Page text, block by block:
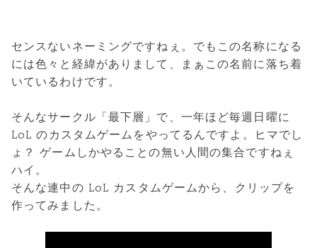
センスないネーミングですねぇ。でもこの名称になる
には色々と経緯がありまして、まぁこの名前に落ち着
いているわけです。
そんなサークル「最下層」で、一年ほど毎週日曜に
LoL のカスタムゲームをやってるんですよ。ヒマでし
ょ？ ゲームしかやることの無い人間の集合ですねぇ
ハイ。
そんな連中の LoL カスタムゲームから、クリップを
作ってみました。